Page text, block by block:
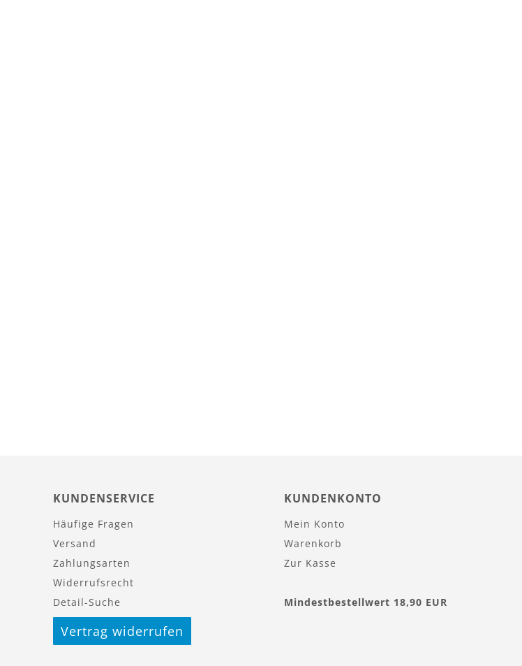
KUNDENSERVICE
Häufige Fragen
Versand
Zahlungsarten
Widerrufsrecht
Detail-Suche
Vertrag widerrufen
KUNDENKONTO
Mein Konto
Warenkorb
Zur Kasse
Mindestbestellwert 18,90 EUR